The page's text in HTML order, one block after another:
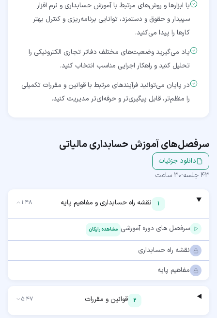
با ابزارها و روش‌های مرتبط با آموزش حسابداری و نرم افزار
سپیدار و حقوق و دستمزد، توانایی برنامه‌ریزی و کنترل بهتر
کارها را پیدا می‌کنید.
یاد می‌گیرید وضعیت‌های مختلف دفاتر تجاری الکترونیکی را
تحلیل کنید و راهکار اجرایی مناسب انتخاب کنید.
در پایان می‌توانید فرآیندهای مرتبط با قوانین و مقررات تکمیلی
را منظم‌تر، قابل پیگیری‌تر و حرفه‌ای‌تر مدیریت کنید.
سرفصل‌های آموزش حسابداری مالیاتی
دانلود جزئیات
43 جلسه·30 ساعت
1 نقشه راه حسابداری و مفاهیم پایه 1:48
سرفصل های دوره آموزشی مشاهده رایگان
نقشه راه حسابداری
مفاهیم پایه
2 قوانین و مقررات 5:47